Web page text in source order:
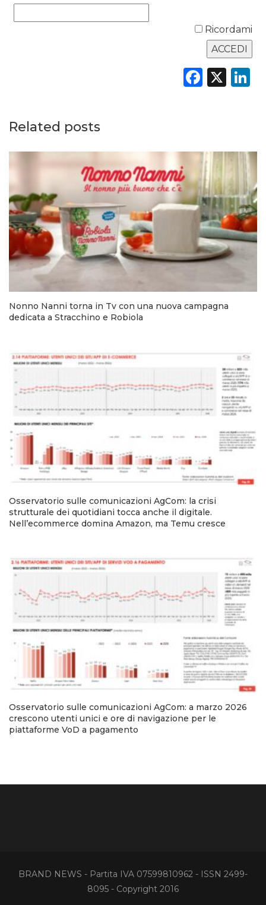
OPINIONI
Ricordami
X
Related posts
Nonno Nanni torna in Tv con una nuova campagna
dedicata a Stracchino e Robiola
Osservatorio sulle comunicazioni AgCom: la crisi
strutturale dei quotidiani tocca anche il digitale.
Nell’ecommerce domina Amazon, ma Temu cresce
Osservatorio sulle comunicazioni AgCom: a marzo 2026
crescono utenti unici e ore di navigazione per le
piattaforme VoD a pagamento
BRAND NEWS - Partita IVA 07599810962 - ISSN 2499-
8095 - Copyright 2016